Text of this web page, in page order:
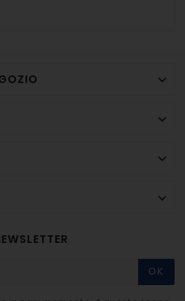




OK